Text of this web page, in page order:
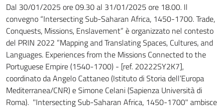
Dal 30/01/2025 ore 09.30 al 31/01/2025 ore 18.00. Il
convegno “Intersecting Sub-Saharan Africa, 1450-1700. Trade,
Conquests, Missions, Enslavement” è organizzato nel contesto
del PRIN 2022 ”Mapping and Translating Spaces, Cultures, and
Languages. Experiences from the Missions Connected to the
Portuguese Empire (1540-1700) - [ref. 20222SY2K7],
coordinato da Angelo Cattaneo (Istituto di Storia dell’Europa
Mediterranea/CNR) e Simone Celani (Sapienza Università di
Roma). "Intersecting Sub-Saharan Africa, 1450-1700" ambisce